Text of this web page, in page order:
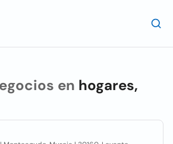
en hogares,